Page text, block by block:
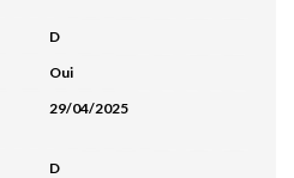
D
Oui
29/04/2025
D